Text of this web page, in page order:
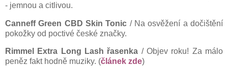
- jemnou a citlivou.
Canneff Green CBD Skin Tonic / Na osvěžení a dočištění
pokožky od poctivé české značky.
Rimmel Extra Long Lash řasenka / Objev roku! Za málo
peněz fakt hodně muziky. (článek zde)